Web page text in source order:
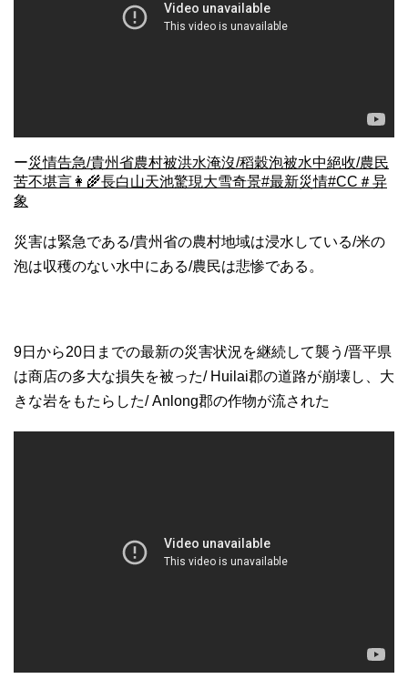
ー災情告急/貴州省農村被洪水淹沒/稻穀泡被水中絕收/農民
苦不堪言👩‍🌾長白山天池驚現大雪奇景#最新災情#CC＃异
象
災害は緊急である/貴州省の農村地域は浸水している/米の
泡は収穫のない水中にある/農民は悲惨である。
9日から20日までの最新の災害状況を継続して襲う/晋平県
は商店の多大な損失を被った/ Huilai郡の道路が崩壊し、大
きな岩をもたらした/ Anlong郡の作物が流された